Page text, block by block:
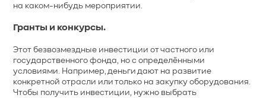
на каком-нибудь мероприятии.
Гранты и конкурсы.
Этот безвозмездные инвестиции от частного или
государственного фонда, но с определёнными
условиями. Например, деньги дают на развитие
конкретной отрасли или только на закупку оборудования.
Чтобы получить инвестиции, нужно выбрать